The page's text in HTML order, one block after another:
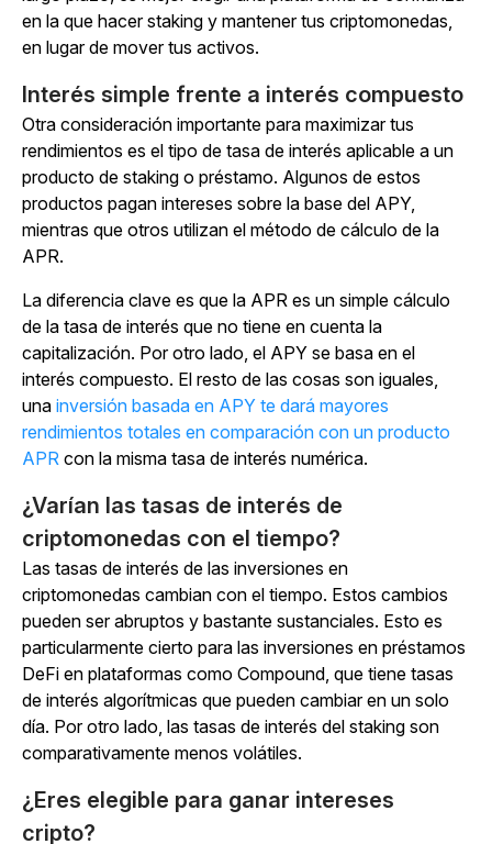
en la que hacer staking y mantener tus criptomonedas,
en lugar de mover tus activos.
Interés simple frente a interés compuesto
Otra consideración importante para maximizar tus
rendimientos es el tipo de tasa de interés aplicable a un
producto de staking o préstamo. Algunos de estos
productos pagan intereses sobre la base del APY,
mientras que otros utilizan el método de cálculo de la
APR.
La diferencia clave es que la APR es un simple cálculo
de la tasa de interés que no tiene en cuenta la
capitalización. Por otro lado, el APY se basa en el
interés compuesto. El resto de las cosas son iguales,
una inversión basada en APY te dará mayores
rendimientos totales en comparación con un producto
APR con la misma tasa de interés numérica.
¿Varían las tasas de interés de
criptomonedas con el tiempo?
Las tasas de interés de las inversiones en
criptomonedas cambian con el tiempo. Estos cambios
pueden ser abruptos y bastante sustanciales. Esto es
particularmente cierto para las inversiones en préstamos
DeFi en plataformas como Compound, que tiene tasas
de interés algorítmicas que pueden cambiar en un solo
día. Por otro lado, las tasas de interés del staking son
comparativamente menos volátiles.
¿Eres elegible para ganar intereses
cripto?